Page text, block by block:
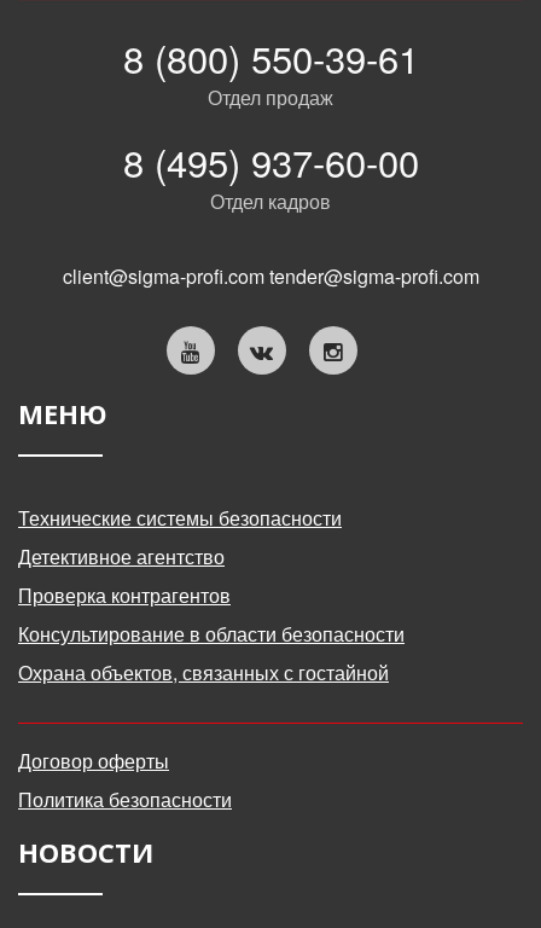
8 (800) 550-39-61
Отдел продаж
8 (495) 937-60-00
Отдел кадров
client@sigma-profi.comtender@sigma-profi.com
МЕНЮ
Технические системы безопасности
Детективное агентство
Проверка контрагентов
Консультирование в области безопасности
Охрана объектов, связанных с гостайной
Договор оферты
Политика безопасности
НОВОСТИ